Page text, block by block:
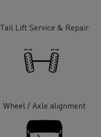
Tail Lift Service & Repair
Wheel / Axle alignment